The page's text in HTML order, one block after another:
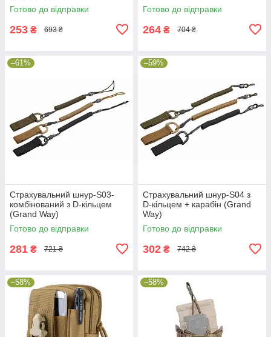
Готово до відправки
253 ₴ 693 ₴
Готово до відправки
264 ₴ 704 ₴
–61%
Страхувальний шнур-S03-
комбінований з D-кільцем
(Grand Way)
Готово до відправки
281 ₴ 721 ₴
–59%
Страхувальний шнур-S04 з
D-кільцем + карабін (Grand
Way)
Готово до відправки
302 ₴ 742 ₴
–58% –58%